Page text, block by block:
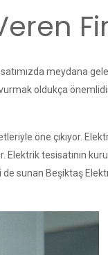
meydana
oldukça
öne çıkıyor.
tesisatının
sunan Beşiktaş